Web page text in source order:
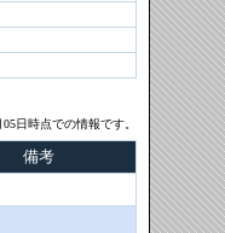
日時点での情報です。
備考